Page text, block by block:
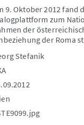
9. Oktober 2012 fand
zum
der
der Roma
Stefanik